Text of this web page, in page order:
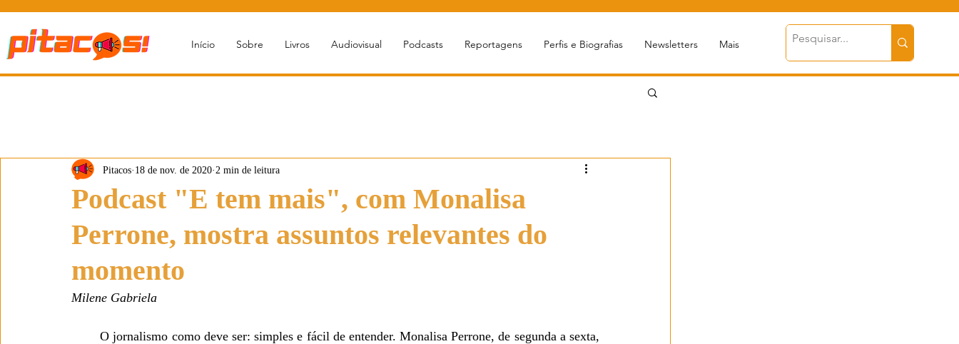
Início Sobre Livros Audiovisual Podcasts Reportagens Perfis e Biografias Newsletters Mais
Podcast "E tem mais", com Monalisa
Perrone, mostra assuntos relevantes do
momento
Pitacos 18 de nov. de 2020 2 min de leitura
Milene Gabriela
O jornalismo como deve ser: simples e fácil de entender. Monalisa Perrone, de segunda a sexta,